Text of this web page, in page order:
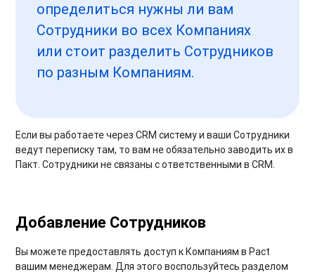
определиться нужны ли вам
Сотрудники во всех Компаниях
или стоит разделить Сотрудников
по разным Компаниям.
Если вы работаете через CRM систему и ваши Сотрудники
ведут переписку там, то вам не обязательно заводить их в
Пакт. Сотрудники не связаны с ответственными в CRM.
Добавление Сотрудников
Вы можете предоставлять доступ к Компаниям в Pact
вашим менеджерам. Для этого воспользуйтесь разделом